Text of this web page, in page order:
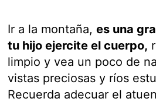
Ir a la montaña,es una
tu hijo ejercite el cuerpo,
limpio y vea un poco de
vistas preciosas y ríos
Recuerda adecuar el